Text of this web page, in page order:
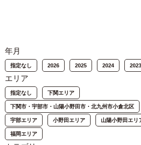
年月
指定なし 2026 2025 2024 2023
エリア
指定なし 下関エリア
下関市・宇部市・山陽小野田市・北九州市小倉北区
宇部エリア 小野田エリア 山陽小野田エリ
福岡エリア